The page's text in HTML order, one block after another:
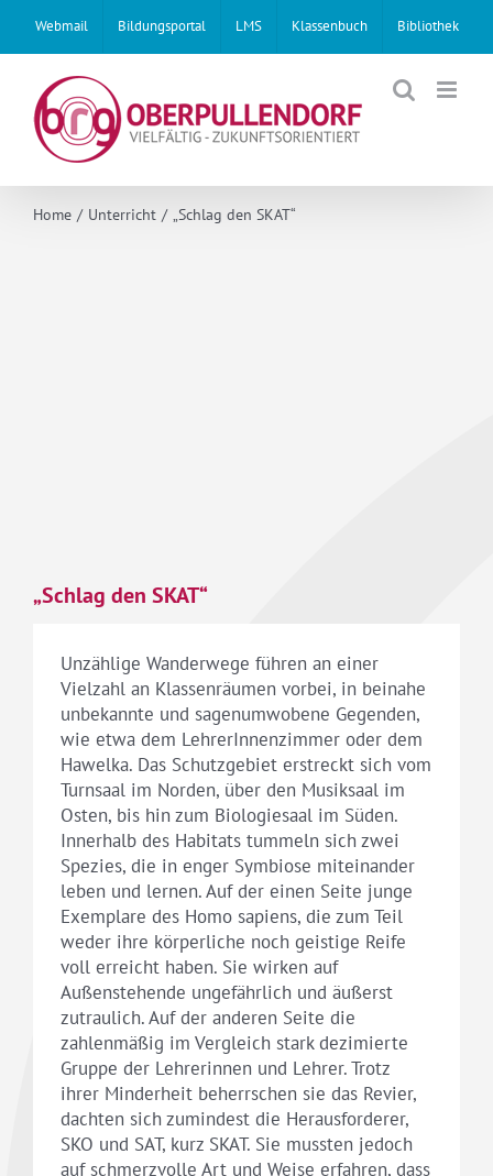
content
Webmail Bildungsportal LMS Klassenbuch Bibliothek
Home Unterricht „Schlag den SKAT“
„Schlag den SKAT“
Unzählige Wanderwege führen an einer
Vielzahl an Klassenräumen vorbei, in beinahe
unbekannte und sagenumwobene Gegenden,
wie etwa dem LehrerInnenzimmer oder dem
Hawelka. Das Schutzgebiet erstreckt sich vom
Turnsaal im Norden, über den Musiksaal im
Osten, bis hin zum Biologiesaal im Süden.
Innerhalb des Habitats tummeln sich zwei
Spezies, die in enger Symbiose miteinander
leben und lernen. Auf der einen Seite junge
Exemplare des Homo sapiens, die zum Teil
weder ihre körperliche noch geistige Reife
voll erreicht haben. Sie wirken auf
Außenstehende ungefährlich und äußerst
zutraulich. Auf der anderen Seite die
zahlenmäßig im Vergleich stark dezimierte
Gruppe der Lehrerinnen und Lehrer. Trotz
ihrer Minderheit beherrschen sie das Revier,
dachten sich zumindest die Herausforderer,
SKO und SAT, kurz SKAT. Sie mussten jedoch
auf schmerzvolle Art und Weise erfahren, dass